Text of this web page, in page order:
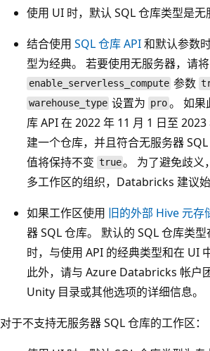
使用 UI 时，默认 SQL 仓库类型是无
结合使用 SQL 仓库 API和默认参数
型为经典。 若要使用无服务器，请将
enable_serverless_compute 参数
warehouse_type 设置为 pro。 如果
库 API 在 2022 年 11 月 1 日至
建一个仓库，并且符合无服务器
值将保持不变 true。 为了避免歧义
多工作区的组织，Databricks 建议始
如果工作区使用 旧的外部 Hive 元存
器 SQL 仓库。 默认的 SQL 仓库类
时，与使用 API 的经典类型和在 UI
此外，请与 Azure Databricks 帐户
Unity 目录或其他选项的详细信息。
对于不支持无服务器 SQL 仓库的工作区：